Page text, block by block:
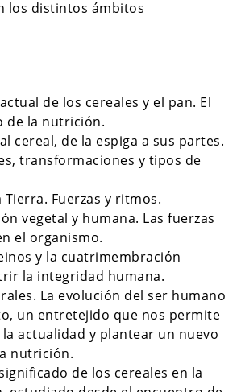
los distintos ámbitos
de los cereales y el pan. El
de la nutrición.
cereal, de la espiga a sus partes.
transformaciones y tipos de
Tierra. Fuerzas y ritmos.
vegetal y humana. Las fuerzas
el organismo.
y la cuatrimembración
la integridad humana.
La evolución del ser humano
un entretejido que nos permite
actualidad y plantear un nuevo
nutrición.
de los cereales en la